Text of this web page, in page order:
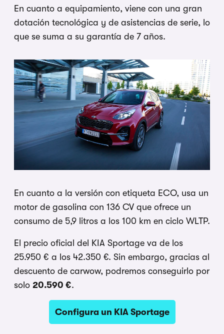
En cuanto a equipamiento, viene con una gran
dotación tecnológica y de asistencias de serie, lo
que se suma a su garantía de 7 años.
En cuanto a la versión con etiqueta ECO, usa un
motor de gasolina con 136 CV que ofrece un
consumo de 5,9 litros a los 100 km en ciclo WLTP.
El precio oficial del KIA Sportage va de los
25.950 € a los 42.350 €. Sin embargo, gracias al
descuento de carwow, podremos conseguirlo por
solo 20.590 €.
Configura un KIA Sportage